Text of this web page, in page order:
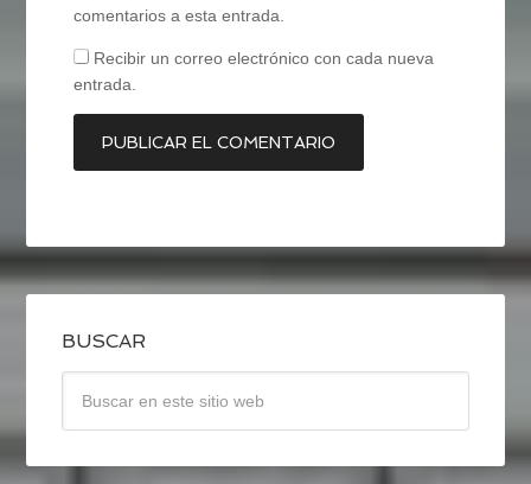
comentarios a esta entrada.
Recibir un correo electrónico con cada nueva
entrada.
BUSCAR